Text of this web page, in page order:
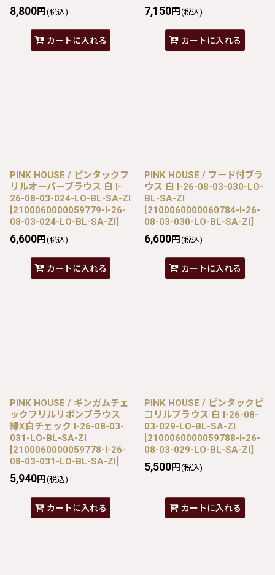
8,800円 (税込)
カートに入れる
7,150円 (税込)
カートに入れる
PINK HOUSE / ピンタックフ
リルオーバーブラウス 白 I-
26-08-03-024-LO-BL-SA-ZI
[2100060000059779-I-26-
08-03-024-LO-BL-SA-ZI]
6,600円 (税込)
カートに入れる
PINK HOUSE / フード付ブラ
ウス 白 I-26-08-03-030-LO-
BL-SA-ZI
[2100060000060784-I-26-
08-03-030-LO-BL-SA-ZI]
6,600円 (税込)
カートに入れる
PINK HOUSE / ギンガムチェ
ックフリルリボンブラウス
緑X白チェック I-26-08-03-
031-LO-BL-SA-ZI
[2100060000059778-I-26-
08-03-031-LO-BL-SA-ZI]
5,940円 (税込)
カートに入れる
PINK HOUSE / ピンタックピ
コリルブラウス 白 I-26-08-
03-029-LO-BL-SA-ZI
[2100060000059788-I-26-
08-03-029-LO-BL-SA-ZI]
5,500円 (税込)
カートに入れる